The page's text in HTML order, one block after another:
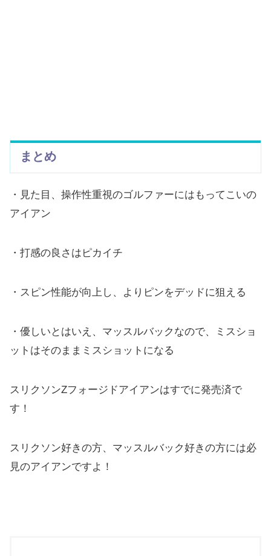
まとめ
・見た目、操作性重視のゴルファーにはもってこいの
アイアン
・打感の良さはピカイチ
・スピン性能が向上し、よりピンをデッドに狙える
・優しいとはいえ、マッスルバックなので、ミスショ
ットはそのままミスショットになる
スリクソンZフォージドアイアンはすでに発売済で
す！
スリクソン好きの方、マッスルバック好きの方には必
見のアイアンですよ！